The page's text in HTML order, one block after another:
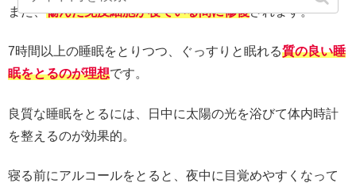
また、傷んだ免疫細胞が寝ている間に修復されます。
7時間以上の睡眠をとりつつ、ぐっすりと眠れる質の良い睡
眠をとるのが理想です。
良質な睡眠をとるには、日中に太陽の光を浴びて体内時計
を整えるのが効果的。
寝る前にアルコールをとると、夜中に目覚めやすくなって